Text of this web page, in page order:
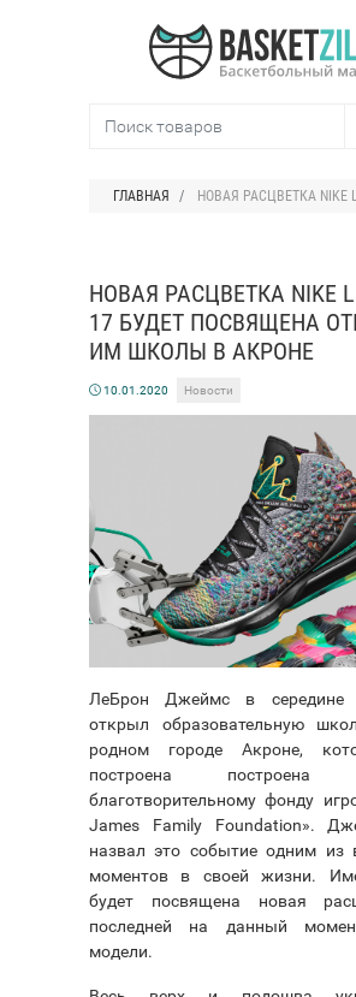
ГЛАВНАЯ НОВАЯ РАСЦВЕТКА NIKE LEBRON 17 БУДЕТ ПОСВЯЩЕНА
НОВАЯ РАСЦВЕТКА NIKE
17 БУДЕТ ПОСВЯЩЕНА
ИМ ШКОЛЫ В АКРОНЕ
10.01.2020 Новости
ЛеБрон Джеймс в середине
открыл образовательную
родном городе Акроне,
построена построена
благотворительному фонду
James Family Foundation».
назвал это событие одним из
моментов в своей жизни.
будет посвящена новая
последней на данный
модели.